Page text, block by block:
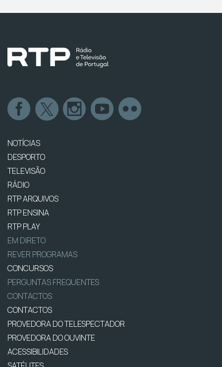
NOTÍCIAS
DESPORTO
TELEVISÃO
RÁDIO
RTP ARQUIVOS
RTP ENSINA
RTP PLAY
EM DIRETO
REVER PROGRAMAS
CONCURSOS
PERGUNTAS FREQUENTES
CONTACTOS
CONTACTOS
PROVEDORA DO TELESPECTADOR
PROVEDORA DO OUVINTE
ACESSIBILIDADES